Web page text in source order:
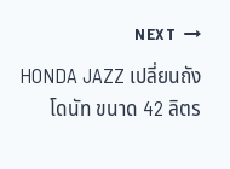
NEXT
HONDA JAZZ เปลี่ยนถัง
โดนัท ขนาด 42 ลิตร